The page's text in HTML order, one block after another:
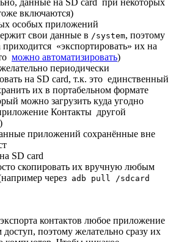
данные на SD card при некоторых
включаются)
особых приложений
свои данные в /system, поэтому
приходится «экспортировать» их на
можно автоматизировать)
периодически
на SD card, т.к. это единственный
их в портабельном формате
можно загрузить куда угодно
Контакты другой
приложений сохранённые вне
SD card
скопировать их вручную любым
через adb pull /sdcard
контактов любое приложение
поэтому желательно сразу их